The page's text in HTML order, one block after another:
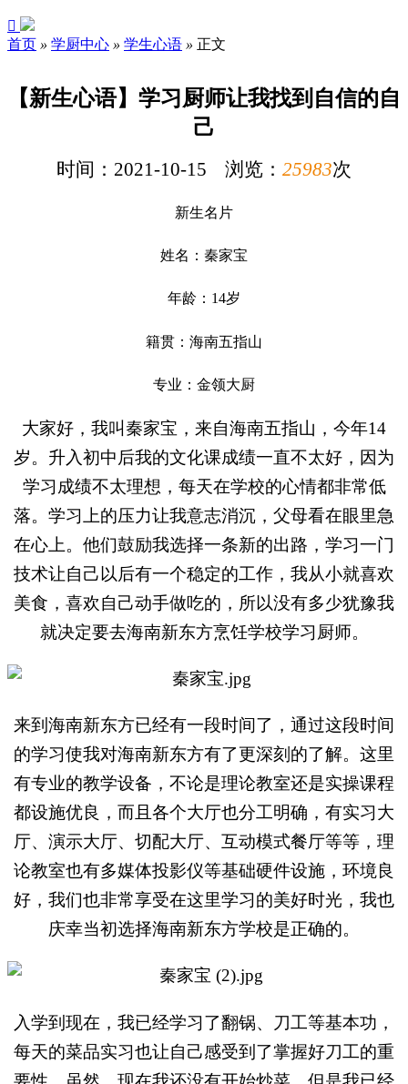

首页 » 学厨中心 » 学生心语 » 正文
【新生心语】学习厨师让我找到自信的自
己
时间：2021-10-15 浏览： 25983次
新生名片
姓名：秦家宝
年龄：14岁
籍贯：海南五指山
专业：金领大厨
大家好，我叫秦家宝，来自海南五指山，今年14
岁。升入初中后我的文化课成绩一直不太好，因为
学习成绩不太理想，每天在学校的心情都非常低
落。学习上的压力让我意志消沉，父母看在眼里急
在心上。他们鼓励我选择一条新的出路，学习一门
技术让自己以后有一个稳定的工作，我从小就喜欢
美食，喜欢自己动手做吃的，所以没有多少犹豫我
就决定要去海南新东方烹饪学校学习厨师。
来到海南新东方已经有一段时间了，通过这段时间
的学习使我对海南新东方有了更深刻的了解。这里
有专业的教学设备，不论是理论教室还是实操课程
都设施优良，而且各个大厅也分工明确，有实习大
厅、演示大厅、切配大厅、互动模式餐厅等等，理
论教室也有多媒体投影仪等基础硬件设施，环境良
好，我们也非常享受在这里学习的美好时光，我也
庆幸当初选择海南新东方学校是正确的。
入学到现在，我已经学习了翻锅、刀工等基本功，
每天的菜品实习也让自己感受到了掌握好刀工的重